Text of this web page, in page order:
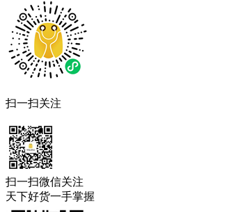
扫一扫关注
扫一扫微信关注
天下好货一手掌握